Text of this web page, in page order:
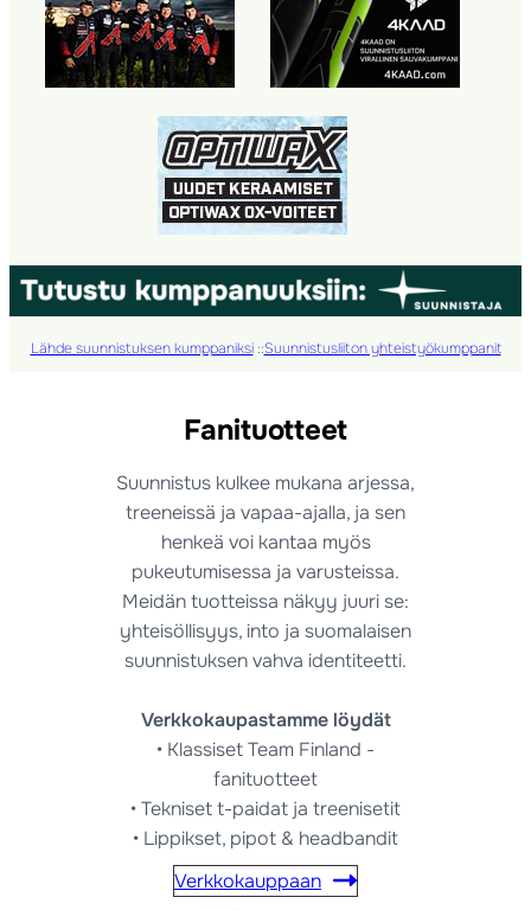
Lähde suunnistuksen kumppaniksi::Suunnistusliiton yhteistyökumppanit
Fanituotteet
Suunnistus kulkee mukana arjessa,
treeneissä ja vapaa-ajalla, ja sen
henkeä voi kantaa myös
pukeutumisessa ja varusteissa.
Meidän tuotteissa näkyy juuri se:
yhteisöllisyys, into ja suomalaisen
suunnistuksen vahva identiteetti.
Verkkokaupastamme löydät
• Klassiset Team Finland -
fanituotteet
• Tekniset t-paidat ja treenisetit
• Lippikset, pipot & headbandit
Verkkokauppaan